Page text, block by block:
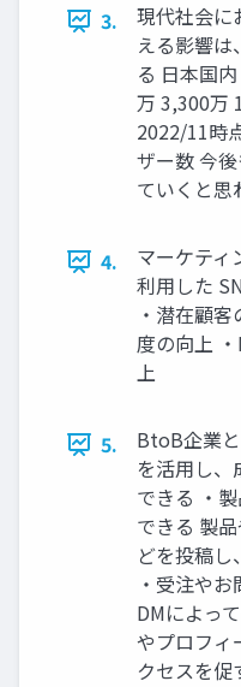
3.
現代社会に
える影響は
る 日本国
万 3,300万
2022/11時
ザー数 今
ていくと思
4.
マーケティ
利用した
・潜在顧
度の向上
上
5.
BtoB企業
を活用し、
できる ・
できる 製
どを投稿
・受注や
DMによっ
やプロフィ
クセスを促